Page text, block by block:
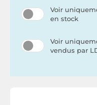
Voir
en stock
Voir
vendus par